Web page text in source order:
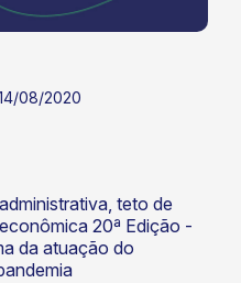
08/2020
teto de
20ª Edição -
da atuação do